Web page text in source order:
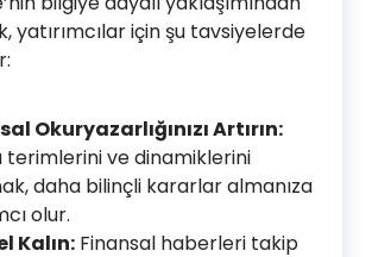
yatırımcılar için şu tavsiyelerde
Okuryazarlığınızı Artırın:
terimlerini ve dinamiklerini
daha bilinçli kararlar almanıza
olur.
Kalın: Finansal haberleri takip